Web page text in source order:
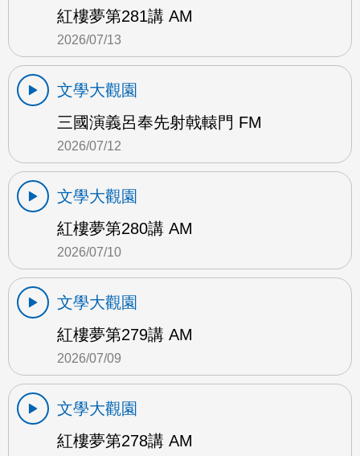
紅樓夢第281講 AM
2026/07/13
文學大觀園
三國演義呂奉先射戟轅門 FM
2026/07/12
文學大觀園
紅樓夢第280講 AM
2026/07/10
文學大觀園
紅樓夢第279講 AM
2026/07/09
文學大觀園
紅樓夢第278講 AM